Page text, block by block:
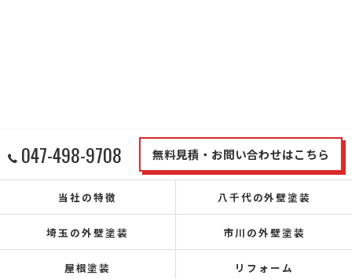
047-498-9708 無料見積・お問い合わせはこちら
当社の特徴 八千代の外壁塗装
埼玉の外壁塗装 市川の外壁塗装
屋根塗装 リフォーム